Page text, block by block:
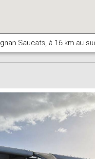
Saucats, à 16 km au